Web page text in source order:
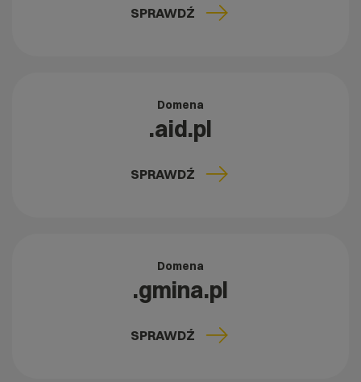
SPRAWDŹ
Domena
.aid.pl
SPRAWDŹ
Domena
.gmina.pl
SPRAWDŹ